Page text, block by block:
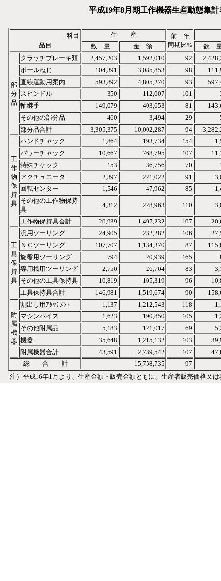
平成19年8月期工作機器生産動態集計
科目
品目
生 産
前 年
同期比%
数 量 金 額 数
部
分
品
クラッチブレーキ類 2,457,203 1,592,010 92
ボールねじ
104,391 3,085,853 98
直線運動用案内
593,892 4,805,270 93
スピンドル
350 112,007 101
軸継手
149,079 403,653 81
その他の部分品
460 3,494 29
部分品合計
3,305,375 10,002,287 94
工
作
物
保
持
具
ハンドチャック 1,864 193,734 154
パワーチャック
10,667 768,795 107
特殊チャック
153 36,756 70
アクチュエータ
2,397 221,022 91
回転センター
1,546 47,962 85
その他の工作物保持
具
4,312 228,963 110
工作物保持具合計 20,939 1,497,232 107
工
具
保
持
具
汎用ツーリング 24,905 232,282 106
ＮＣツーリング
107,707 1,134,370 87
旋盤用ツーリング
794 20,939 165
専用機用ツーリング
2,756 26,764 83
その他の工具保持具
10,819 105,319 96
工具保持具合計
146,981 1,519,674 90
附
属
機
器
割出し用ｱﾀｯﾁﾒﾝﾄ 1,137 1,212,543 118
マシンバイス
1,623 190,850 105
その他附属品
5,183 121,017 69
機器
35,648 1,215,132 103
附属機器合計
43,591 2,739,542 107
総 合 計
15,758,735
97
注）平成16年1月より、生産金額・販売金額ともに、生産者販売価格又